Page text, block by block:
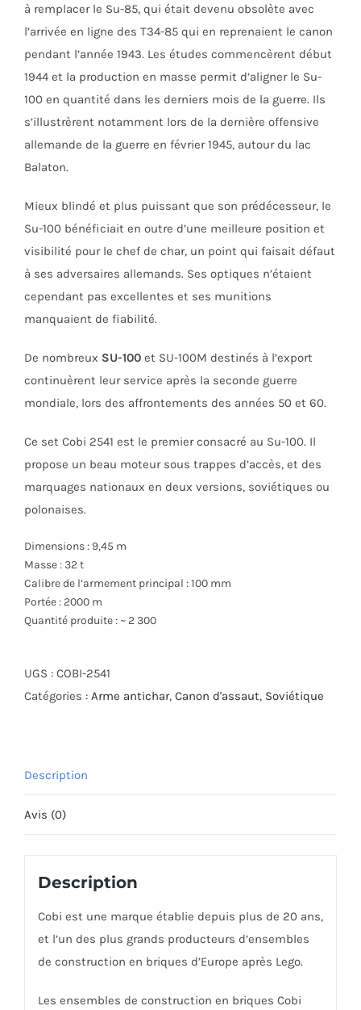
à remplacer le Su-85, qui était devenu obsolète avec
l’arrivée en ligne des T34-85 qui en reprenaient le canon
pendant l’année 1943. Les études commencèrent début
1944 et la production en masse permit d’aligner le Su-
100 en quantité dans les derniers mois de la guerre. Ils
s’illustrèrent notamment lors de la dernière offensive
allemande de la guerre en février 1945, autour du lac
Balaton.
Mieux blindé et plus puissant que son prédécesseur, le
Su-100 bénéficiait en outre d’une meilleure position et
visibilité pour le chef de char, un point qui faisait défaut
à ses adversaires allemands. Ses optiques n’étaient
cependant pas excellentes et ses munitions
manquaient de fiabilité.
De nombreux SU-100 et SU-100M destinés à l’export
continuèrent leur service après la seconde guerre
mondiale, lors des affrontements des années 50 et 60.
Ce set Cobi 2541 est le premier consacré au Su-100. Il
propose un beau moteur sous trappes d’accès, et des
marquages nationaux en deux versions, soviétiques ou
polonaises.
Dimensions : 9,45 m
Masse : 32 t
Calibre de l’armement principal : 100 mm
Portée : 2000 m
Quantité produite : ~ 2 300
UGS : COBI-2541
Catégories : Arme antichar, Canon d'assaut, Soviétique
Description
Avis (0)
Description
Cobi est une marque établie depuis plus de 20 ans,
et l’un des plus grands producteurs d’ensembles
de construction en briques d’Europe après Lego.
Les ensembles de construction en briques Cobi